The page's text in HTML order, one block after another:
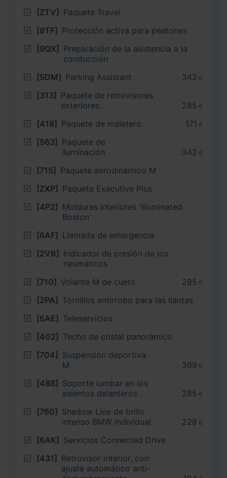
[ZTV] Paquete Travel
[8TF] Protección activa para peatones
[9QX] Preparación de la asistencia a la
conducción
[5DM] Parking Assistant 342 €
[313] Paquete de retrovisores
exteriores
285 €
[418] Paquete de maletero 171 €
[563] Paquete de
iluminación
342 €
[715] Paquete aerodinámico M
[ZXP] Paquete Executive Plus
[4P2] Molduras interiores 'Illuminated
Boston'
[6AF] Llamada de emergencia
[2VB] Indicador de presión de los
neumáticos
[710] Volante M de cuero 285 €
[2PA] Tornillos antirrobo para las llantas
[6AE] Teleservicios
[402] Techo de cristal panorámico
[704] Suspensión deportiva
M
399 €
[488] Soporte lumbar en los
asientos delanteros
285 €
[760] Shadow Line de brillo
intenso BMW Individual
228 €
[6AK] Servicios Connected Drive
[431] Retrovisor interior, con
ajuste automático anti-